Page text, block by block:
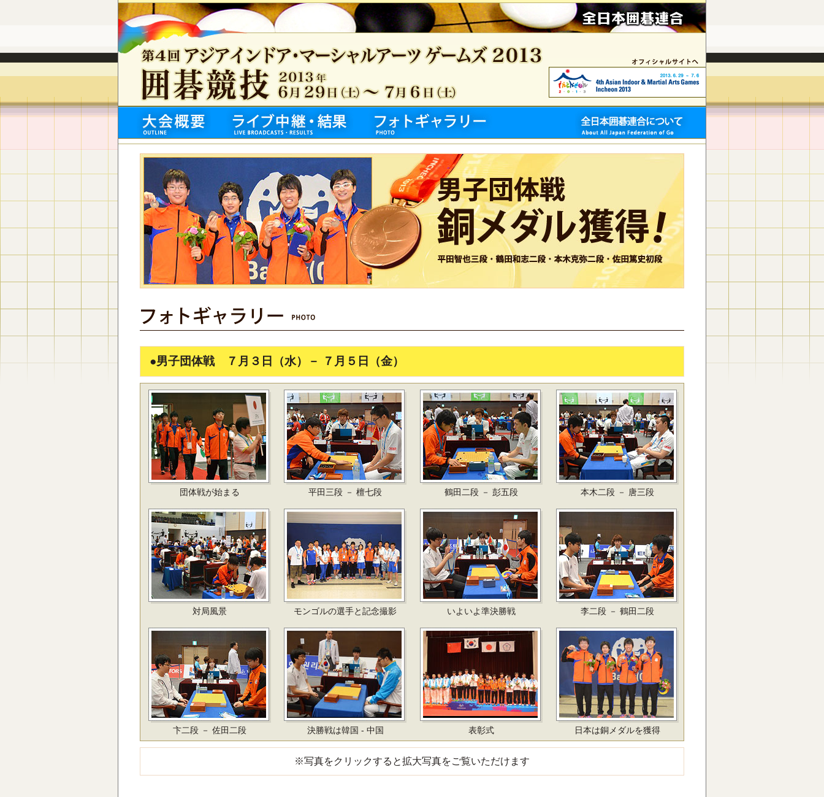
●男子団体戦 ７月３日（水）－ ７月５日（金）
団体戦が始まる 平田三段 － 檀七段 鶴田二段 － 彭五段 本木二段 － 唐三段
対局風景 モンゴルの選手と記念撮影 いよいよ準決勝戦 李二段 － 鶴田二段
卞二段 － 佐田二段 決勝戦は韓国 - 中国 表彰式 日本は銅メダルを獲得
※写真をクリックすると拡大写真をご覧いただけます